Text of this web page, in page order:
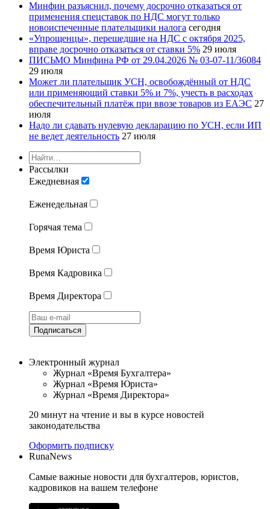
Минфин разъяснил, почему досрочно отказаться от
применения спецставок по НДС могут только
новоиспеченные плательщики налога сегодня
«Упрощенцы», перешедшие на НДС с октября 2025,
вправе досрочно отказаться от ставки 5% 29 июля
ПИСЬМО Минфина РФ от 29.04.2026 № 03-07-11/36084
29 июля
Может ли плательщик УСН, освобождённый от НДС
или применяющий ставки 5% и 7%, учесть в расходах
обеспечительный платёж при ввозе товаров из ЕАЭС 27
июля
Надо ли сдавать нулевую декларацию по УСН, если ИП
не ведет деятельность 27 июля
Рассылки
Ежедневная
Еженедельная
Горячая тема
Время Юриста
Время Кадровика
Время Директора
Подписаться
Электронный журнал
Журнал «Время Бухгалтера»
Журнал «Время Юриста»
Журнал «Время Директора»
20 минут на чтение и вы в курсе новостей
законодательства
Оформить подписку
RunaNews
Самые важные новости для бухгалтеров, юристов,
кадровиков на вашем телефоне